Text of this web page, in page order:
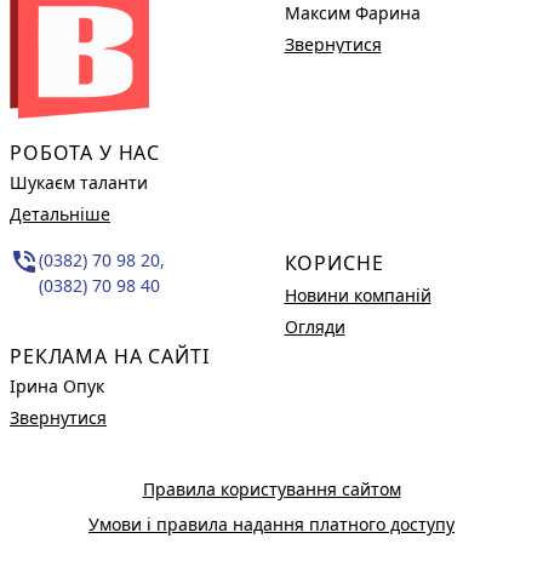
РОБОТА У НАС
Шукаєм таланти
Детальніше
phone_in_talk(0382) 70 98 20,
(0382) 70 98 40
РЕКЛАМА НА САЙТІ
Ірина Опук
Звернутися
Максим Фарина
Звернутися
КОРИСНЕ
Новини компаній
Огляди
Правила користування сайтом
Умови і правила надання платного доступу